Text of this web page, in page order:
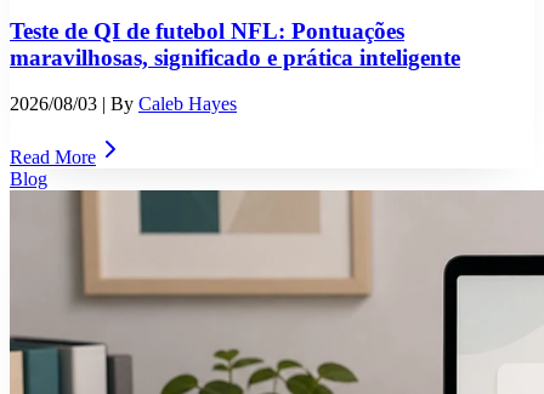
Teste de QI de futebol NFL: Pontuações
maravilhosas, significado e prática inteligente
2026/08/03 | By Caleb Hayes
Read More
Blog